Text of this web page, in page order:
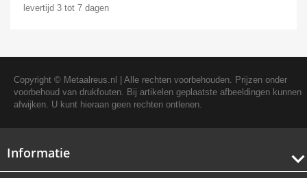
levertijd 3 tot 7 dagen
Copyright © Metaalreus.nl
| Alle rechten voorbehouden. Prijzen onder
voorbehoud van drukfouten. Bij artikelen geplaatste afbeeldingen kunnen
afwijken. U kunt hieraan geen rechten ontlenen.
Informatie